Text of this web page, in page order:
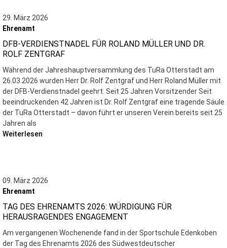
29. März 2026
Ehrenamt
DFB-VERDIENSTNADEL FÜR ROLAND MÜLLER UND DR.
ROLF ZENTGRAF
Während der Jahreshauptversammlung des TuRa Otterstadt am
26.03.2026 wurden Herr Dr. Rolf Zentgraf und Herr Roland Müller mit
der DFB-Verdienstnadel geehrt. Seit 25 Jahren Vorsitzender Seit
beeindruckenden 42 Jahren ist Dr. Rolf Zentgraf eine tragende Säule
der TuRa Otterstadt – davon führt er unseren Verein bereits seit 25
Jahren als
Weiterlesen
09. März 2026
Ehrenamt
TAG DES EHRENAMTS 2026: WÜRDIGUNG FÜR
HERAUSRAGENDES ENGAGEMENT
Am vergangenen Wochenende fand in der Sportschule Edenkoben
der Tag des Ehrenamts 2026 des Südwestdeutscher